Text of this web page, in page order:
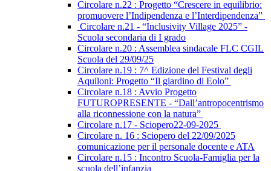
Circolare n.22 : Progetto “Crescere in equilibrio:
promuovere l’Indipendenza e l’Interdipendenza”
Circolare n.21 - “Inclusivity Village 2025” -
Scuola secondaria di I grado
Circolare n.20 : Assemblea sindacale FLC CGIL
Scuola del 29/09/25
Circolare n.19 : 7^ Edizione del Festival degli
Aquiloni: Progetto “Il giardino di Eolo”
Circolare n.18 : Avvio Progetto
FUTUROPRESENTE - “Dall’antropocentrismo
alla riconnessione con la natura”
Circolare n.17 - Sciopero22-09-2025
Circolare n. 16 : Sciopero del 22/09/2025
comunicazione per il personale docente e ATA
Circolare n.15 : Incontro Scuola-Famiglia per la
scuola dell’infanzia